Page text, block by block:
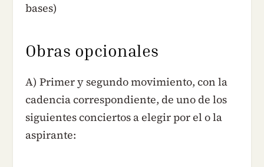
bases)
Obras opcionales
A) Primer y segundo movimiento, con la
cadencia correspondiente, de uno de los
siguientes conciertos a elegir por el o la
aspirante: